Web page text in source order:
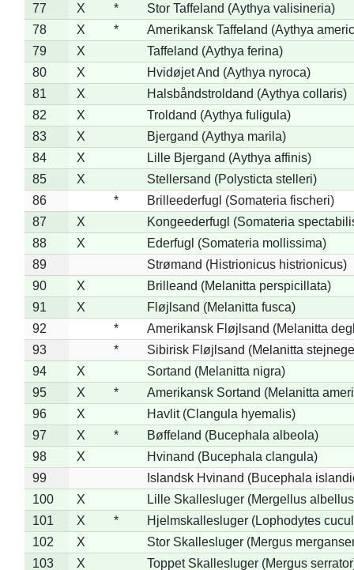
77
X *
Stor Taffeland (Aythya valisineria)
78
X *
Amerikansk Taffeland (Aythya
79
X
Taffeland (Aythya ferina)
80
X
Hvidøjet And (Aythya nyroca)
81
X
Halsbåndstroldand (Aythya collaris)
82
X
Troldand (Aythya fuligula)
83
X
Bjergand (Aythya marila)
84
X
Lille Bjergand (Aythya affinis)
85
X
Stellersand (Polysticta stelleri)
86
*
Brilleederfugl (Somateria fischeri)
87
X
Kongeederfugl (Somateria
88
X
Ederfugl (Somateria mollissima)
89
Strømand (Histrionicus histrionicus)
90
X
Brilleand (Melanitta perspicillata)
91
X
Fløjlsand (Melanitta fusca)
92
*
Amerikansk Fløjlsand (Melanitta
93
*
Sibirisk Fløjlsand (Melanitta
94
X
Sortand (Melanitta nigra)
95
X *
Amerikansk Sortand (Melanitta
96
X
Havlit (Clangula hyemalis)
97
X *
Bøffeland (Bucephala albeola)
98
X
Hvinand (Bucephala clangula)
99
Islandsk Hvinand (Bucephala
100
X
Lille Skallesluger (Mergellus
101
X *
Hjelmskallesluger (Lophodytes
102
X
Stor Skallesluger (Mergus
103
X Toppet Skallesluger (Mergus